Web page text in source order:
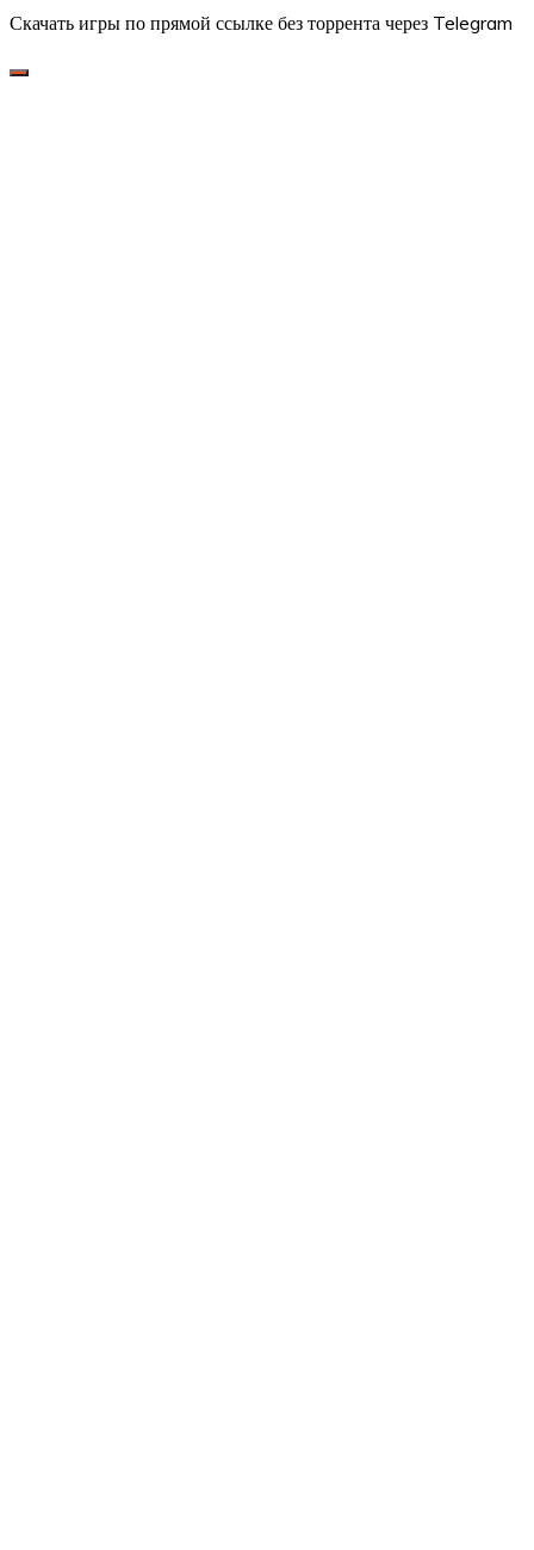
Скачать игры по прямой ссылке без торрента через Telegram